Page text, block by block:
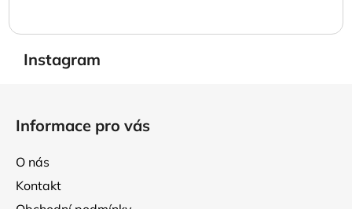
Instagram
Informace pro vás
O nás
Kontakt